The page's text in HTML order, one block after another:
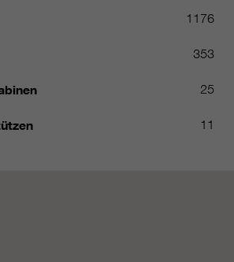
1176
353
25
11
Apps zu verbessern. Diese
unsere Kunden / Partner